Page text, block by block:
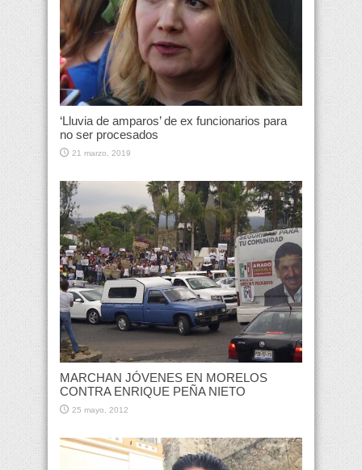
‘Lluvia de amparos’ de ex funcionarios para
no ser procesados
21 marzo, 2019
MARCHAN JÓVENES EN MORELOS
CONTRA ENRIQUE PEÑA NIETO
25 mayo, 2012